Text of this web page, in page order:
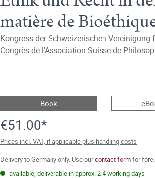
matière de
Kongress der Schweizerischen
Congrès de l'Association Suisse de
Book
€51.00*
Prices incl. VAT, if applicable plus handling costs
Delivery to Germany only. Use ourcontact formfor
available, deliverable in approx. 2-4 working days